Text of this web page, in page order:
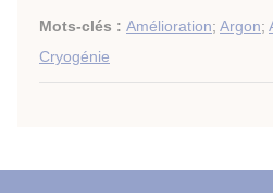
Mots-clés : Amélioration; Argon;
Cryogénie